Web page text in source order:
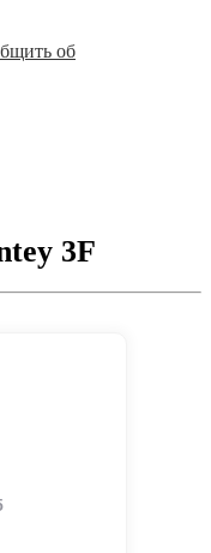
об
3F